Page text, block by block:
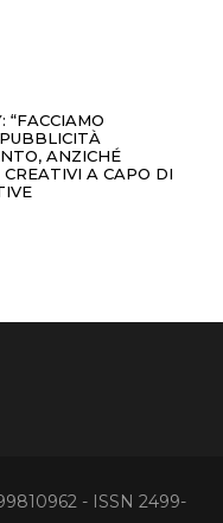
“FACCIAMO
ANZICHÉ
A CAPO DI
- ISSN 2499-